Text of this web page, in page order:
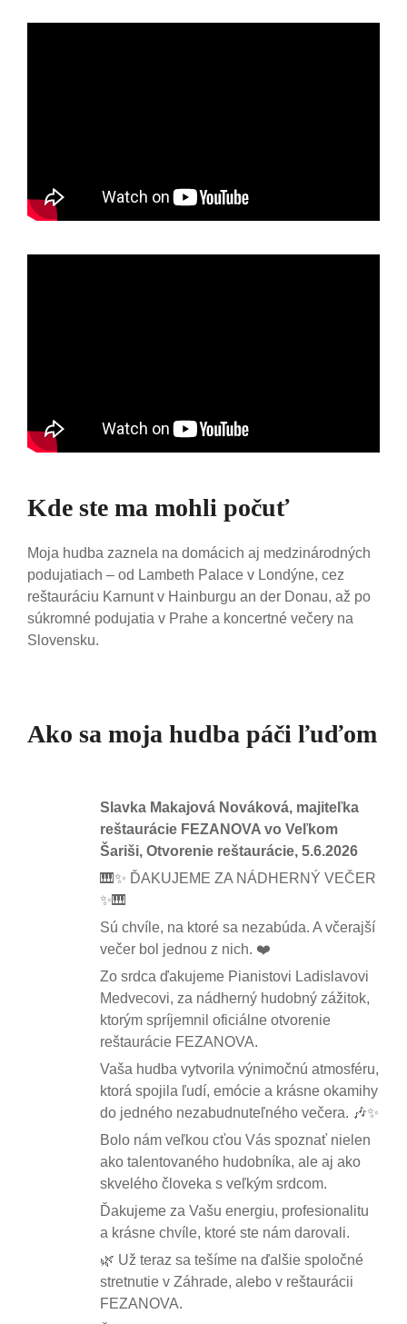
Kde ste ma mohli počuť
Moja hudba zaznela na domácich aj medzinárodných
podujatiach – od Lambeth Palace v Londýne, cez
reštauráciu Karnunt v Hainburgu an der Donau, až po
súkromné podujatia v Prahe a koncertné večery na
Slovensku.
Ako sa moja hudba páči ľuďom
Slavka Makajová Nováková, majiteľka
reštaurácie FEZANOVA vo Veľkom
Šariši, Otvorenie reštaurácie, 5.6.2026
🎹✨ ĎAKUJEME ZA NÁDHERNÝ VEČER
✨🎹
Sú chvíle, na ktoré sa nezabúda. A včerajší
večer bol jednou z nich. ❤️
Zo srdca ďakujeme Pianistovi Ladislavovi
Medvecovi, za nádherný hudobný zážitok,
ktorým spríjemnil oficiálne otvorenie
reštaurácie FEZANOVA.
Vaša hudba vytvorila výnimočnú atmosféru,
ktorá spojila ľudí, emócie a krásne okamihy
do jedného nezabudnuteľného večera. 🎶✨
Bolo nám veľkou cťou Vás spoznať nielen
ako talentovaného hudobníka, ale aj ako
skvelého človeka s veľkým srdcom.
Ďakujeme za Vašu energiu, profesionalitu
a krásne chvíle, ktoré ste nám darovali.
🌿 Už teraz sa tešíme na ďalšie spoločné
stretnutie v Záhrade, alebo v reštaurácii
FEZANOVA.